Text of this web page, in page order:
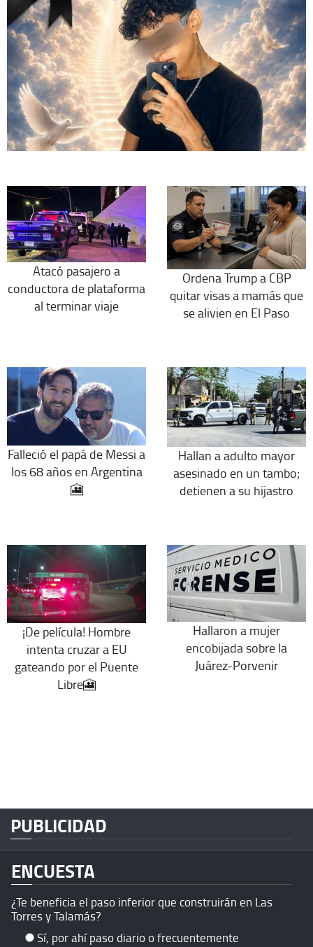
Atacó pasajero a
conductora de plataforma
al terminar viaje
Ordena Trump a CBP
quitar visas a mamás que
se alivien en El Paso
Falleció el papá de Messi a
los 68 años en Argentina
🎦
Hallan a adulto mayor
asesinado en un tambo;
detienen a su hijastro
¡De película! Hombre
intenta cruzar a EU
gateando por el Puente
Libre🎦
Hallaron a mujer
encobijada sobre la
Juárez-Porvenir
PUBLICIDAD
ENCUESTA
¿Te beneficia el paso inferior que construirán en Las
Torres y Talamás?
Sí, por ahí paso diario o frecuentemente